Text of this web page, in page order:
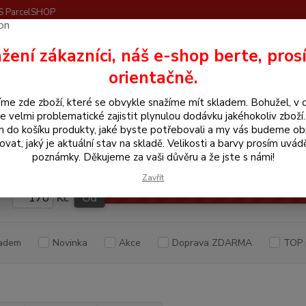
ParcelSHOP
Hledat
Pásky
Kč Od
Novinka Akce Doprava ZDARMA
zákazníci, náš e-shop berte,
orientačně.
zde zboží, které se obvykle snažíme mít skladem. Bohužel, v
velmi problematické zajistit plynulou dodávku jakéhokoliv
do košíku produkty, jaké byste potřebovali a my vás budeme
jaký je aktuální stav na skladě. Velikosti a barvy prosím
poznámky. Děkujeme za vaši důvěru a že jste s námi!
Zavřít